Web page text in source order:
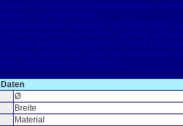
Mini Blöcke wurden entwickelt, um
zu gewährleisten.
innerhalb des
Endergebnis ist eine höhere Leistung und
Backen geben den Holt Allen
Reihe passen für Leinen von 4 bis 8mm
gleichbleibende Leistung.
Ø
Breite
Material